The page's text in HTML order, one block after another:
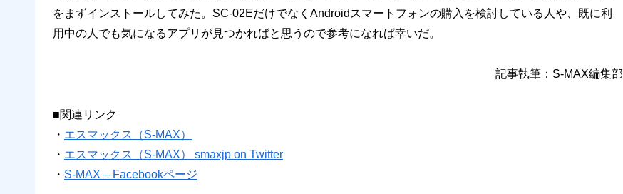
をまずインストールしてみた。SC-02EだけでなくAndroidスマートフォンの購入を検討している人や、既に利
用中の人でも気になるアプリが見つかればと思うので参考になれば幸いだ。
記事執筆：S-MAX編集部
■関連リンク
・ エスマックス（S-MAX）
・ エスマックス（S-MAX） smaxjp on Twitter
・ S-MAX – Facebookページ